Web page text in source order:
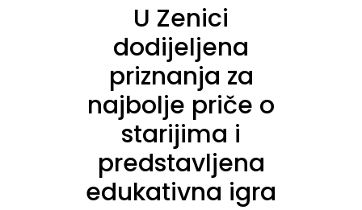
U Zenici
dodijeljena
priznanja za
najbolje priče o
starijima i
predstavljena
edukativna igra